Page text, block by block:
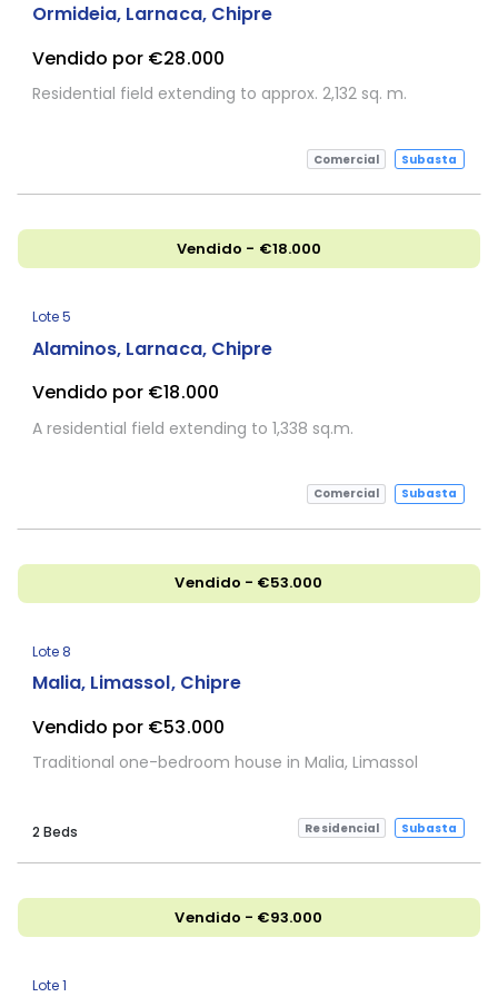
Ormideia, Larnaca, Chipre
Vendido por €28.000
Residential field extending to approx. 2,132 sq. m.
Comercial Subasta
Vendido - €18.000
Lote 5
Alaminos, Larnaca, Chipre
Vendido por €18.000
A residential field extending to 1,338 sq.m.
Comercial Subasta
Vendido - €53.000
Lote 8
Malia, Limassol, Chipre
Vendido por €53.000
Traditional one-bedroom house in Malia, Limassol
2 Beds Residencial Subasta
Vendido - €93.000
Lote 1